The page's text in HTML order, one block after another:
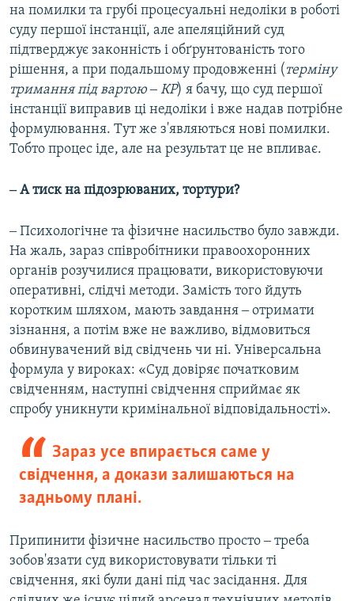
на помилки та грубі процесуальні недоліки в роботі
суду першої інстанції, але апеляційний суд
підтверджує законність і обґрунтованість того
рішення, а при подальшому продовженні ( терміну
тримання під вартою ‒ КР) я бачу, що суд першої
інстанції виправив ці недоліки і вже надав потрібне
формулювання. Тут же з'являються нові помилки.
Тобто процес іде, але на результат це не впливає.
‒ А тиск на підозрюваних, тортури?
‒ Психологічне та фізичне насильство було завжди.
На жаль, зараз співробітники правоохоронних
органів розучилися працювати, використовуючи
оперативні, слідчі методи. Замість того йдуть
коротким шляхом, мають завдання ‒ отримати
зізнання, а потім вже не важливо, відмовиться
обвинувачений від свідчень чи ні. Універсальна
формула у вироках: «Суд довіряє початковим
свідченням, наступні свідчення сприймає як
спробу уникнути кримінальної відповідальності».
Зараз усе впирається саме у
свідчення, а докази залишаються на
задньому плані.
Припинити фізичне насильство просто ‒ треба
зобов'язати суд використовувати тільки ті
свідчення, які були дані під час засідання. Для